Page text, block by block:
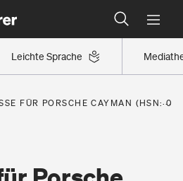
Leichte Sprache
finden
Region eingestuft
finden
FÜR PORSCHE CAYMAN (HSN: